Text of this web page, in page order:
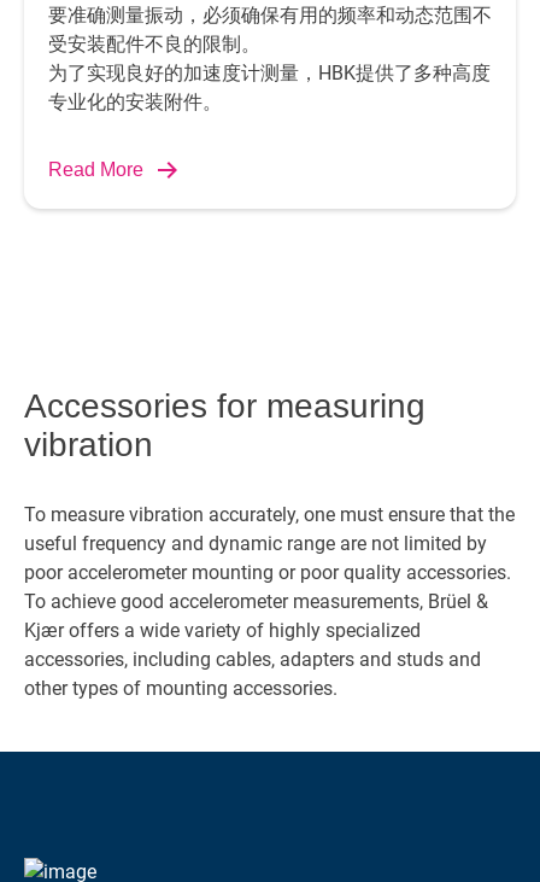
要准确测量振动，必须确保有用的频率和动态范围不
受安装配件不良的限制。
为了实现良好的加速度计测量，HBK提供了多种高度
专业化的安装附件。
Read More
Accessories for measuring
vibration
To measure vibration accurately, one must ensure that the
useful frequency and dynamic range are not limited by
poor accelerometer mounting or poor quality accessories.
To achieve good accelerometer measurements, Brüel &
Kjær offers a wide variety of highly specialized
accessories, including cables, adapters and studs and
other types of mounting accessories.